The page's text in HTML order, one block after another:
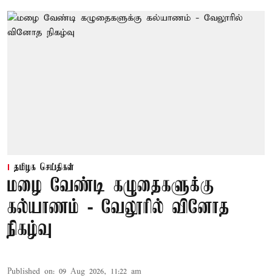
தமிழக செய்திகள்
மழை வேண்டி கழுதைகளுக்கு
கல்யாணம் - வேலூரில் வினோத
நிகழ்வு
Published on: 09 Aug 2026, 11:22 am